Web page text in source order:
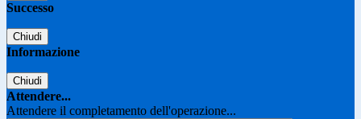
Successo
Chiudi
Informazione
Chiudi
Attendere...
Attendere il completamento dell'operazione...